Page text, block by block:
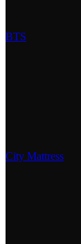
BTS
City Mattress